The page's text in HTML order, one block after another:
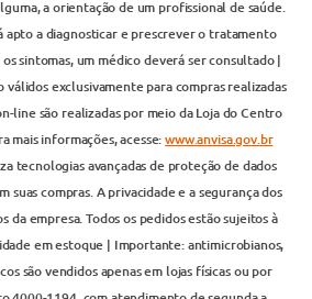
a orientação de um profissional de saúde.
apto a diagnosticar e prescrever o tratamento
sintomas, um médico deverá ser consultado |
válidos exclusivamente para compras realizadas
line são realizadas por meio da Loja do Centro
mais informações, acesse:www.anvisa.gov.br
tecnologias avançadas de proteção de dados
suas compras. A privacidade e a segurança dos
da empresa. Todos os pedidos estão sujeitos à
em estoque | Importante: antimicrobianos,
são vendidos apenas em lojas físicas ou por